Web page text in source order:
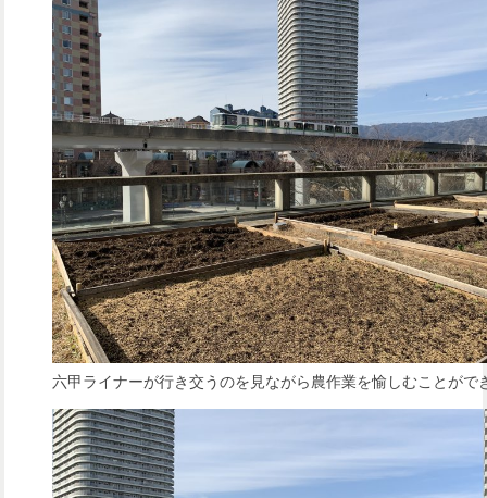
六甲ライナーが行き交うのを見ながら農作業を愉しむことがで